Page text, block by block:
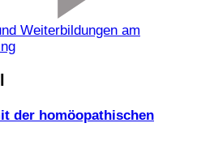
Weiterbildungen am
der homöopathischen